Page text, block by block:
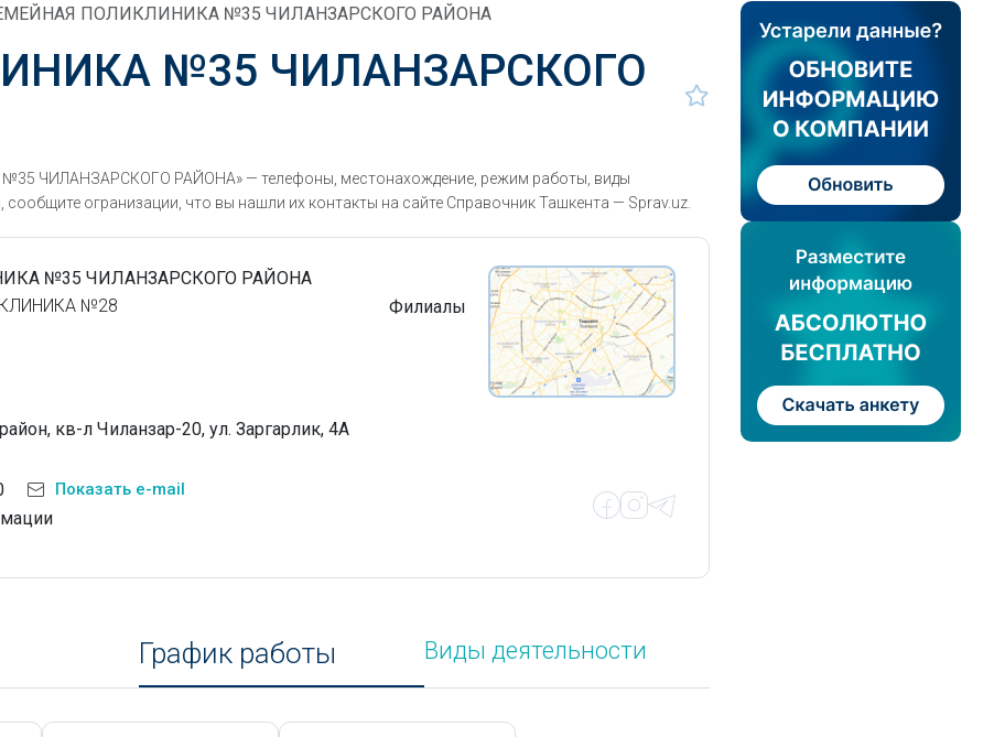
ПОЛИКЛИНИКА №35 ЧИЛАНЗАРСКОГО РАЙОНА
№35 ЧИЛАНЗАРСКОГО
ЧИЛАНЗАРСКОГО РАЙОНА» — телефоны, местонахождение, режим работы, виды
огранизации, что вы нашли их контакты на сайте Справочник Ташкента — Sprav.uz.
№35 ЧИЛАНЗАРСКОГО РАЙОНА
№28
Филиалы
кв-л Чиланзар-20, ул. Заргарлик, 4А
Показать e-mail
График работы Виды деятельности